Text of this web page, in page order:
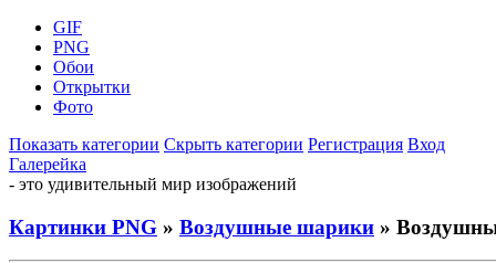
GIF
PNG
Обои
Открытки
Фото
Показать категории Скрыть категории Регистрация Вход
Галерейка
- это удивительный мир изображений
Картинки PNG » Воздушные шарики »